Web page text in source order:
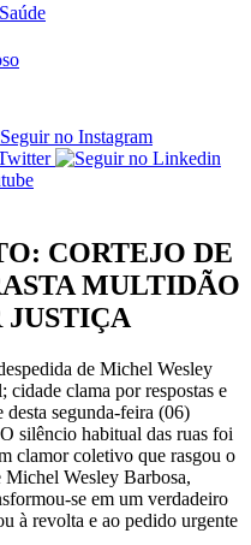
Saúde
CORTEJO DE
MULTIDÃO
JUSTIÇA
de Michel Wesley
cidade clama por respostas e
segunda-feira (06)
silêncio habitual das ruas foi
clamor coletivo que rasgou o
Wesley Barbosa,
se em um verdadeiro
à revolta e ao pedido urgente